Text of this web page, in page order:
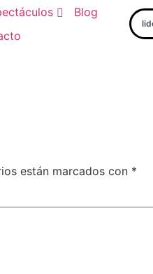
Blog
están marcados con *